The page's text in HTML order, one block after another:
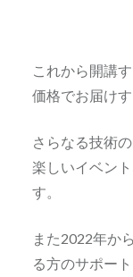
これから開講
価格でお届け
さらなる技術
楽しいイベン
す。
また2022年か
る方のサポー